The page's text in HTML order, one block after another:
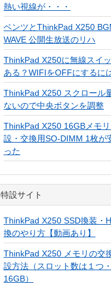
熱い視線が・・・
ベンツとThinkPad X250
WAVE 公開生放送のリハ
ThinkPad X250に無線スイ
ある？WIFIをOFFにするに
ThinkPad X250 スクロール
ないので中央ボタンを調整
ThinkPad X250 16GBメモ
設・交換用SO-DIMM 1枚が
った
特設サイト
ThinkPad X250 SSD換装・
換のやり方【動画あり】
ThinkPad X250 メモリの交
設方法（スロット数は１つ
16GB）